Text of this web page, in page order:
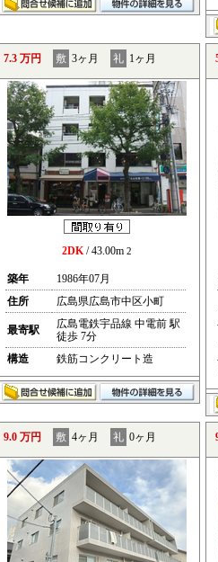
7.3 万円 敷 3ヶ月 礼 1ヶ月
2DK/ 43.00m 2
築年
1986年07月
住所
広島県広島市中区小町
最寄駅
広島電鉄宇品線 中電前 駅
徒歩 7分
構造
鉄筋コンクリート造
9.0 万円 敷 4ヶ月 礼 0ヶ月